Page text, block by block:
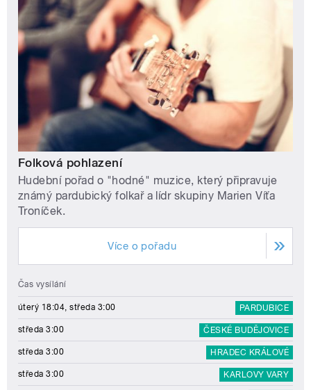
Folková pohlazení
Hudební pořad o "hodné" muzice, který připravuje
známý pardubický folkař a lídr skupiny Marien Víťa
Troníček.
Více o pořadu
Čas vysílání
úterý 18:04, středa 3:00 PARDUBICE
středa 3:00 ČESKÉ BUDĚJOVICE
středa 3:00 HRADEC KRÁLOVÉ
středa 3:00 KARLOVY VARY